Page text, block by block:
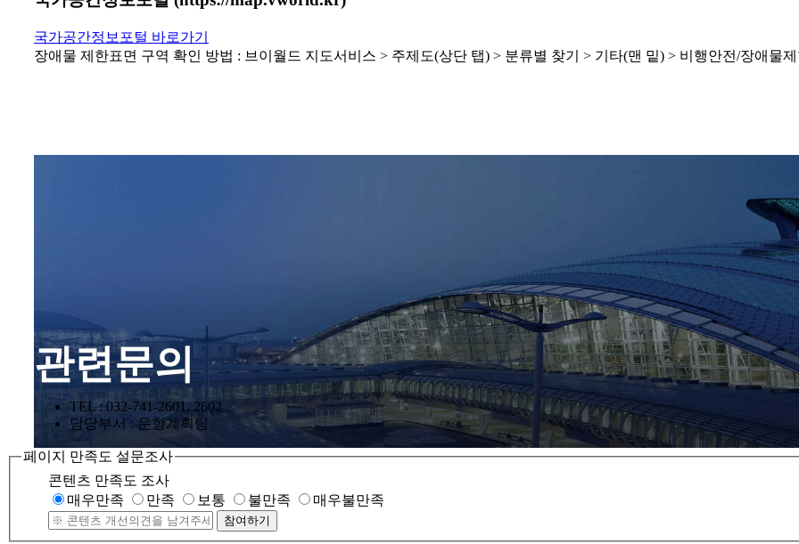
국가공간정보포털 바로가기
장애물 제한표면 구역 확인 방법 : 브이월드 지도서비스 > 주제도(상단 탭) > 분류별 찾기 > 기타(맨 밑) > 비행안전/장애물
관련문의
TEL : 032-741-2601, 2602
담당부서 : 운항계획팀
페이지 만족도 설문조사
콘텐츠 만족도 조사
매우만족
만족 보통 불만족 매우불만족
참여하기